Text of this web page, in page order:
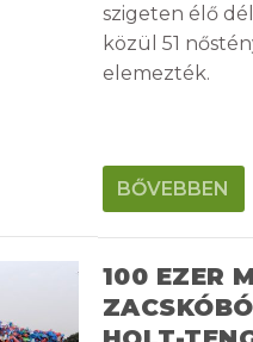
szigeten élő
közül 51
elemezték.
BŐVEBBEN
100 EZER